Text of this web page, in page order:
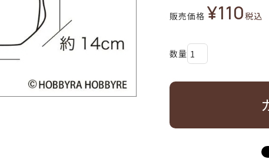
販売価格 ¥110税込